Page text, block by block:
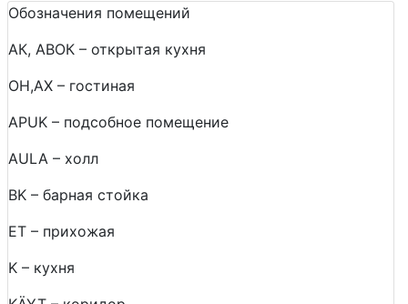
Обозначения помещений
АК, АВОК – открытая кухня
ОН,AX – гостиная
APUK – подсобное помещение
AULA – холл
BK – барная стойка
ET – прихожая
K – кухня